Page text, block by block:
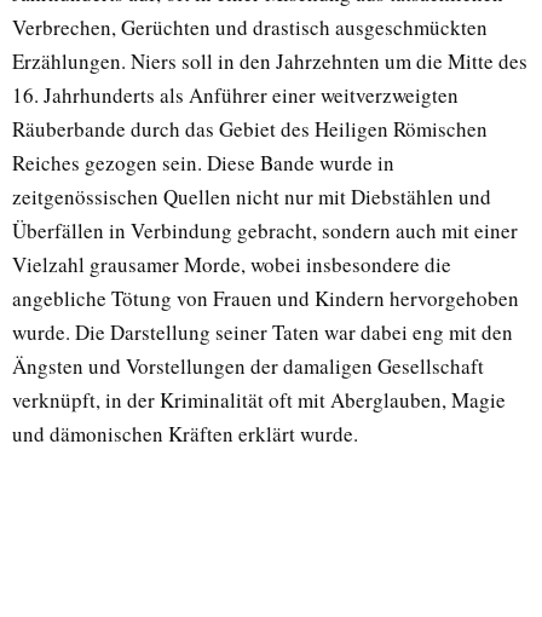
Verbrechen, Gerüchten und drastisch ausgeschmückten
Erzählungen. Niers soll in den Jahrzehnten um die Mitte des
16. Jahrhunderts als Anführer einer weitverzweigten
Räuberbande durch das Gebiet des Heiligen Römischen
Reiches gezogen sein. Diese Bande wurde in
zeitgenössischen Quellen nicht nur mit Diebstählen und
Überfällen in Verbindung gebracht, sondern auch mit einer
Vielzahl grausamer Morde, wobei insbesondere die
angebliche Tötung von Frauen und Kindern hervorgehoben
wurde. Die Darstellung seiner Taten war dabei eng mit den
Ängsten und Vorstellungen der damaligen Gesellschaft
verknüpft, in der Kriminalität oft mit Aberglauben, Magie
und dämonischen Kräften erklärt wurde.